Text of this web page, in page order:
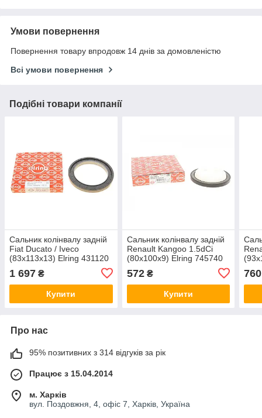
Умови повернення
Повернення товару впродовж 14 днів за домовленістю
Всі умови повернення
Подібні товари компанії
Сальник колінвалу задній
Fiat Ducato / Iveco
(83x113x13) Elring 431120
1 697 ₴
Купити
Сальник колінвалу задній
Renault Kangoo 1.5dCi
(80x100x9) Elring 745740
572₴
Купити
760
Про нас
95% позитивних з 314 відгуків за рік
Працює з 15.04.2014
м. Харків
вул. Поздовжня, 4, офіс 7, Харків, Україна